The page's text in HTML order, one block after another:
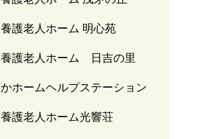
護老人ホーム 明心苑
護老人ホーム 日吉の里
ホームヘルプステーション
護老人ホーム光響荘